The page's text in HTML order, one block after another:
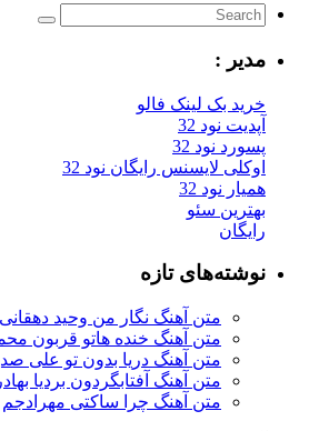
:
بک لینک فالو
نود 32
لایسنس رایگان نود 32
نود 32
سئو
تازه
متن آهنگ نگار من وحید دهقانی
متن آهنگ خنده هاتو قربون محمدعلیزاده
متن آهنگ دریا بدون تو علی صدیقی
متن آهنگ آفتابگردون بردیا بهادر
متن آهنگ چرا ساکتی مهرادجم